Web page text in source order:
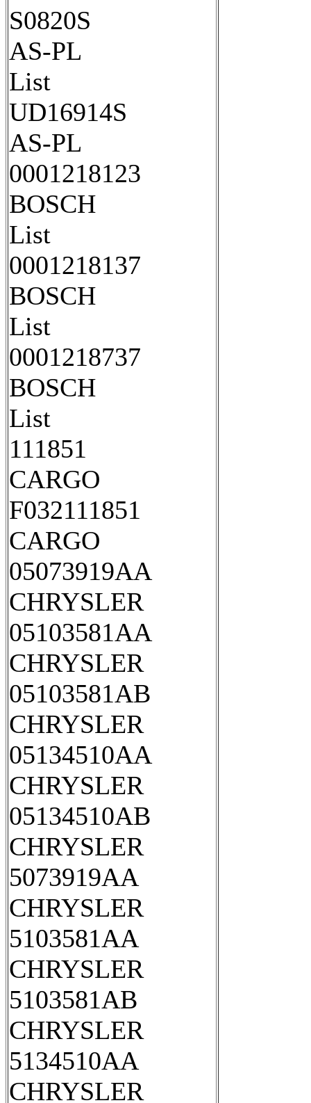
S0820S
AS-PL
List
UD16914S
AS-PL
0001218123
BOSCH
List
0001218137
BOSCH
List
0001218737
BOSCH
List
111851
CARGO
F032111851
CARGO
05073919AA
CHRYSLER
05103581AA
CHRYSLER
05103581AB
CHRYSLER
05134510AA
CHRYSLER
05134510AB
CHRYSLER
5073919AA
CHRYSLER
5103581AA
CHRYSLER
5103581AB
CHRYSLER
5134510AA
CHRYSLER